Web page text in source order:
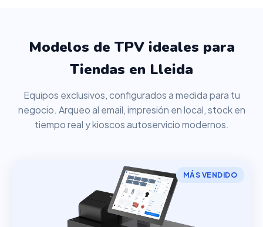
Modelos de TPV ideales para
Tiendas en Lleida
Equipos exclusivos, configurados a medida para tu
negocio. Arqueo al email, impresión en local, stock en
tiempo real y kioscos autoservicio modernos.
MÁS VENDIDO